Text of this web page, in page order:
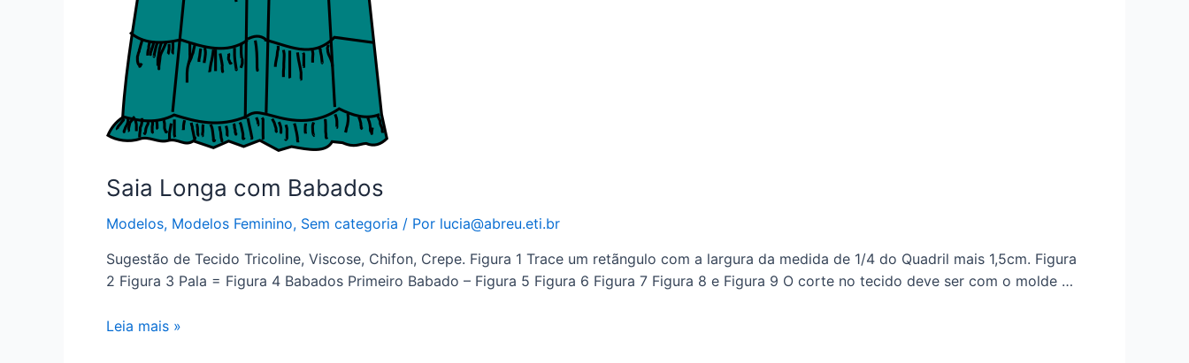
Saia Longa com Babados
Modelos, Modelos Feminino, Sem categoria / Por lucia@abreu.eti.br
Sugestão de Tecido Tricoline, Viscose, Chifon, Crepe. Figura 1 Trace um retãngulo com a largura da medida de 1/4 do Quadril mais 1,5cm. Figura
2 Figura 3 Pala = Figura 4 Babados Primeiro Babado – Figura 5 Figura 6 Figura 7 Figura 8 e Figura 9 O corte no tecido deve ser com o molde …
Saia
Leia mais »